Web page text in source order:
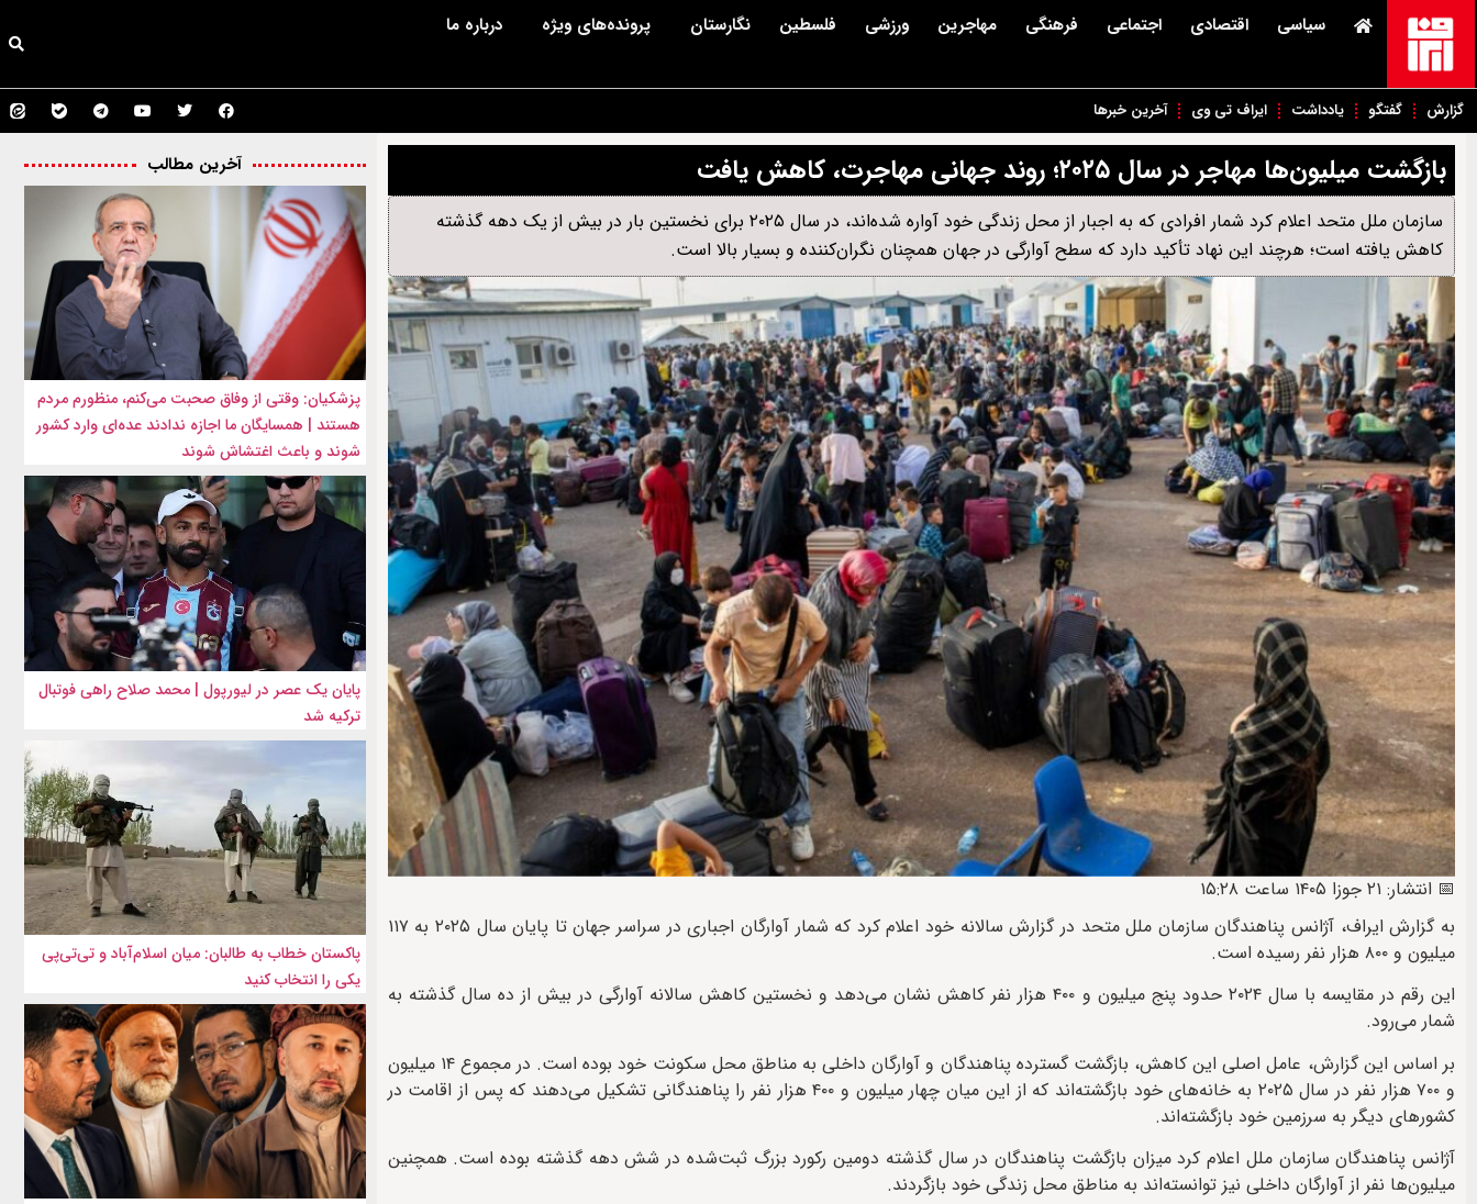
سیاسی اقتصادی اجتماعی فرهنگی مهاجرین ورزشی فلسطین نگارستان پرونده‌های ویژه درباره ما
گزارش گفتگو یادداشت ایراف تی وی آخرین خبرها
بازگشت میلیون‌ها مهاجر در سال ۲۰۲۵؛ روند جهانی مهاجرت، کاهش یافت
سازمان ملل متحد اعلام کرد شمار افرادی که به اجبار از محل زندگی خود آواره شده‌اند، در سال ۲۰۲۵ برای نخستین بار در بیش از یک دهه گذشته
کاهش یافته است؛ هرچند این نهاد تأکید دارد که سطح آوارگی در جهان همچنان نگران‌کننده و بسیار بالا است.
📅 انتشار: ۲۱ جوزا ۱۴۰۵ ساعت ۱۵:۲۸
به گزارش ایراف، آژانس پناهندگان سازمان ملل متحد در گزارش سالانه خود اعلام کرد که شمار آوارگان اجباری در سراسر جهان تا پایان سال ۲۰۲۵ به ۱۱۷
میلیون و ۸۰۰ هزار نفر رسیده است.
این رقم در مقایسه با سال ۲۰۲۴ حدود پنج میلیون و ۴۰۰ هزار نفر کاهش نشان می‌دهد و نخستین کاهش سالانه آوارگی در بیش از ده سال گذشته به
شمار می‌رود.
بر اساس این گزارش، عامل اصلی این کاهش، بازگشت گسترده پناهندگان و آوارگان داخلی به مناطق محل سکونت خود بوده است. در مجموع ۱۴ میلیون
و ۷۰۰ هزار نفر در سال ۲۰۲۵ به خانه‌های خود بازگشته‌اند که از این میان چهار میلیون و ۴۰۰ هزار نفر را پناهندگانی تشکیل می‌دهند که پس از اقامت در
کشورهای دیگر به سرزمین خود بازگشته‌اند.
آژانس پناهندگان سازمان ملل اعلام کرد میزان بازگشت پناهندگان در سال گذشته دومین رکورد بزرگ ثبت‌شده در شش دهه گذشته بوده است. همچنین
میلیون‌ها نفر از آوارگان داخلی نیز توانسته‌اند به مناطق محل زندگی خود بازگردند.
آخرین مطالب
پزشکیان: وقتی از وفاق صحبت می‌کنم، منظورم مردم
هستند | همسایگان ما اجازه ندادند عده‌ای وارد کشور
شوند و باعث اغتشاش شوند
پایان یک عصر در لیورپول | محمد صلاح راهی فوتبال
ترکیه شد
پاکستان خطاب به طالبان: میان اسلام‌آباد و تی‌تی‌پی
یکی را انتخاب کنید